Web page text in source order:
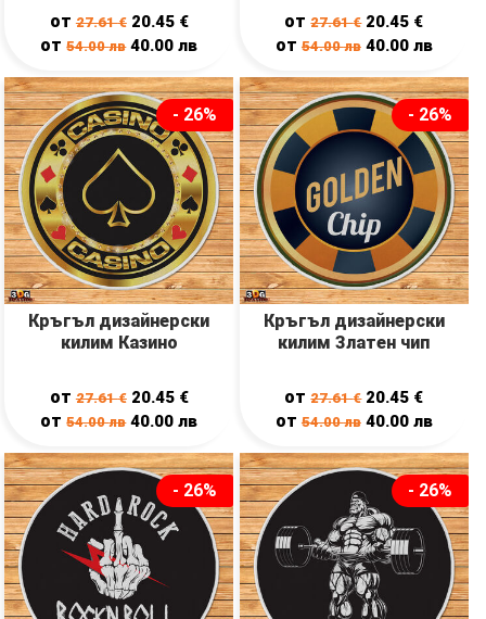
от27.61€ 20.45 €
от54.00лв 40.00лв
от27.61€ 20.45 €
от 54.00лв 40.00 лв
- 26%
Кръгъл дизайнерски
килим Казино
от27.61€ 20.45 €
от54.00лв 40.00лв
- 26%
Кръгъл дизайнерски
килим Златен чип
от27.61€ 20.45 €
от 54.00лв 40.00 лв
- 26% - 26%